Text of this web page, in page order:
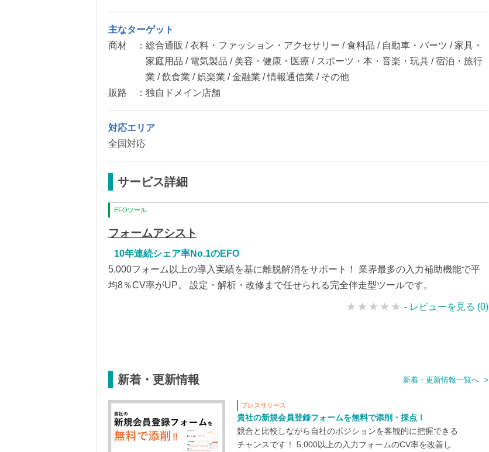
主なターゲット
商材 ： 総合通販 / 衣料・ファッション・アクセサリー / 食料品 / 自動車・パーツ / 家具・
家庭用品 / 電気製品 / 美容・健康・医療 / スポーツ・本・音楽・玩具 / 宿泊・旅行
業 / 飲食業 / 娯楽業 / 金融業 / 情報通信業 / その他
販路 ： 独自ドメイン店舗
対応エリア
全国対応
サービス詳細
EFOツール
フォームアシスト
10年連続シェア率No.1のEFO
5,000フォーム以上の導入実績を基に離脱解消をサポート！ 業界最多の入力補助機能で平
均8％CV率がUP。 設定・解析・改修まで任せられる完全伴走型ツールです。
- レビューを見る (0)
新着・更新情報 新着・更新情報一覧へ >
プレスリリース
貴社の新規会員登録フォームを無料で添削・採点！
競合と比較しながら自社のポジションを客観的に把握できる
チャンスです！ 5,000以上の入力フォームのCV率を改善し